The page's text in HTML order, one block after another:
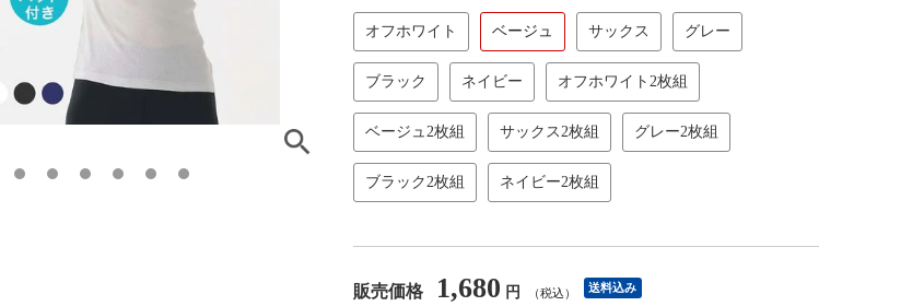
オフホワイト ベージュ サックス グレー
ブラック ネイビー オフホワイト2枚組
ベージュ2枚組 サックス2枚組 グレー2枚組
ブラック2枚組 ネイビー2枚組
販売価格 1,680 円 （税込） 送料込み